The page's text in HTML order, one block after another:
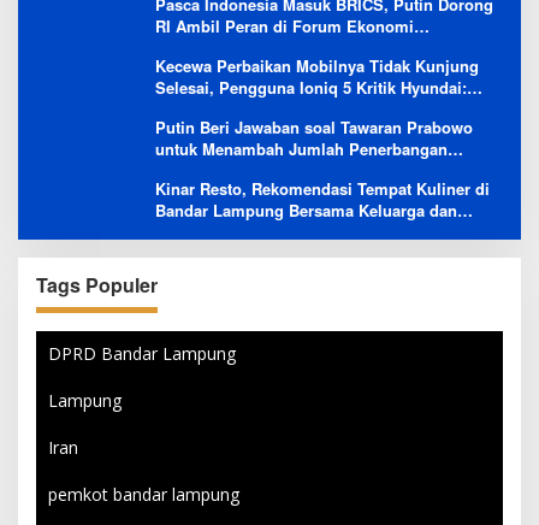
RI Ambil Peran di Forum Ekonomi
Kecewa Perbaikan Mobilnya Tidak Kunjung
Selesai, Pengguna Ioniq 5 Kritik Hyundai:
Sales
Putin Beri Jawaban soal Tawaran Prabowo
untuk Menambah Jumlah Penerbangan
Kinar Resto, Rekomendasi Tempat Kuliner di
Bandar Lampung Bersama Keluarga dan
Tags Populer
DPRD Bandar Lampung
Lampung
Iran
pemkot bandar lampung